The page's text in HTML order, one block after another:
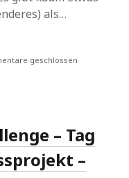
als…
geschlossen
– Tag
–